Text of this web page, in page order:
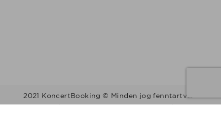
2021 KoncertBooking © Minden jog fenntartva.
Kapcsolat | Telefonszám: +36 30 157 9812 | E-mail: